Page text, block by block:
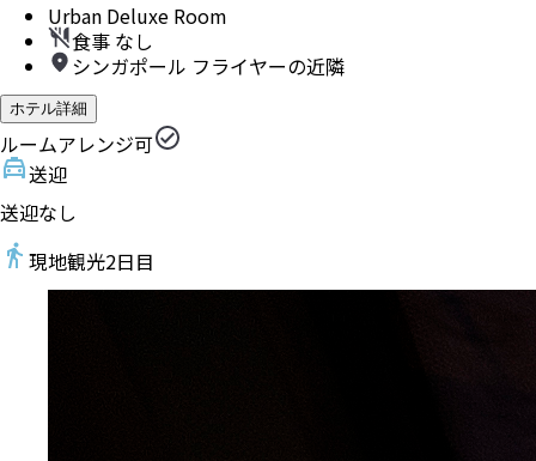
Urban Deluxe Room
食事 なし
シンガポール フライヤーの近隣
ホテル詳細
ルームアレンジ可
送迎
送迎なし
現地観光2日目